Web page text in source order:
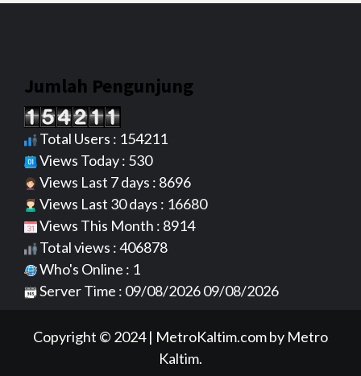
Jumlah Pengunjung
Total Users : 154211
Views Today : 530
Views Last 7 days : 8696
Views Last 30 days : 16680
Views This Month : 8914
Total views : 406878
Who's Online : 1
Server Time : 09/08/2026 09/08/2026
Copyright © 2024| MetroKaltim.comby Metro
Kaltim.